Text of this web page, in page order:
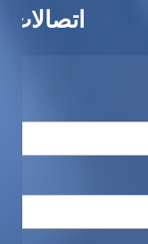
اتصالات